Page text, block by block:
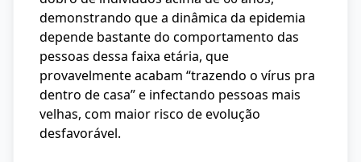
demonstrando que a dinâmica da epidemia
depende bastante do comportamento das
pessoas dessa faixa etária, que
provavelmente acabam “trazendo o vírus pra
dentro de casa” e infectando pessoas mais
velhas, com maior risco de evolução
desfavorável.